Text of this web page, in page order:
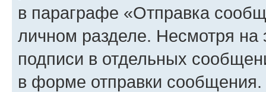
в параграфе «Отправка
личном разделе. Несмотря на
подписи в отдельных
в форме отправки сообщения.